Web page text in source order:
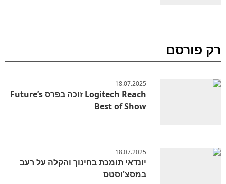
רק פורסם
18.07.2025
Logitech Reach זוכה בפרס Future’s
Best of Show
18.07.2025
יונדאי תומכת בחינוך והקלה על רעב
במסצ'וסטס